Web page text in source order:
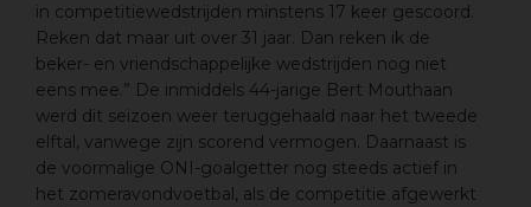
in competitiewedstrijden minstens 17 keer gescoord.
Reken dat maar uit over 31 jaar. Dan reken ik de
beker- en vriendschappelijke wedstrijden nog niet
eens mee.” De inmiddels 44-jarige Bert Mouthaan
werd dit seizoen weer teruggehaald naar het tweede
elftal, vanwege zijn scorend vermogen. Daarnaast is
de voormalige ONI-goalgetter nog steeds actief in
het zomeravondvoetbal, als de competitie afgewerkt